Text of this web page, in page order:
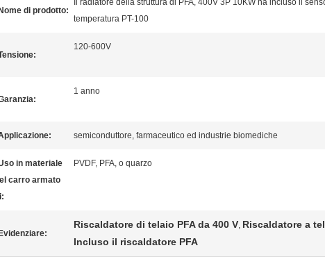
Nome di prodotto:
Il radiatore della struttura di PFA, 400V 3P 10KW ha incluso il
temperatura PT-100
120-600V
1 anno
semiconduttore, farmaceutico ed industrie biomediche
in materiale
carro armato
PVDF, PFA, o quarzo
Evidenziare:
Riscaldatore di telaio PFA da 400 V, Riscaldatore a
Incluso il riscaldatore PFA